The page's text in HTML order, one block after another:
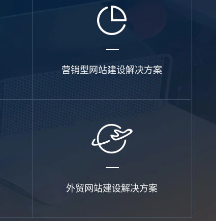
营销型网站建设解决方案
外贸网站建设解决方案